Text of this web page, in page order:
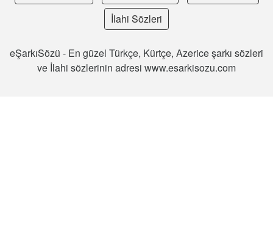
İlahi Sözleri
eŞarkıSözü - En güzel Türkçe, Kürtçe, Azerice şarkı sözleri
ve İlahi sözlerinin adresi www.esarkisozu.com